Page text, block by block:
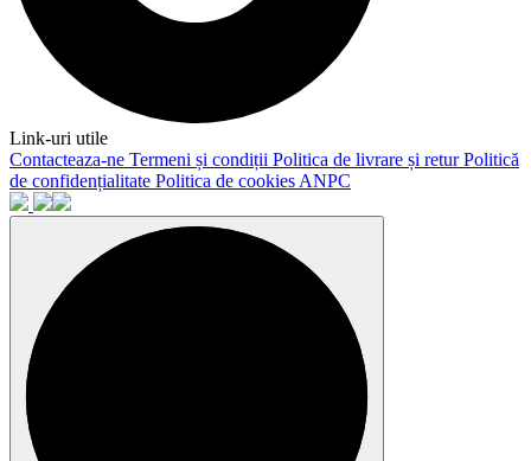
Link-uri utile
Contacteaza-ne Termeni și condiții Politica de livrare și returPolitică
de confidențialitate Politica de cookies ANPC